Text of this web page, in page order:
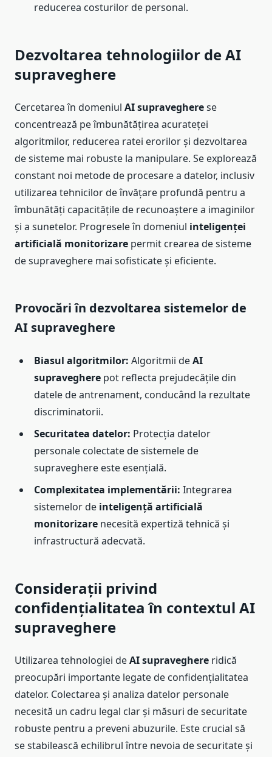
reducerea costurilor de personal.
Dezvoltarea tehnologiilor de AI
supraveghere
Cercetarea în domeniul AI supravegherese
concentrează pe îmbunătățirea acurateței
algoritmilor, reducerea ratei erorilor și dezvoltarea
de sisteme mai robuste la manipulare. Se explorează
constant noi metode de procesare a datelor, inclusiv
utilizarea tehnicilor de învățare profundă pentru a
îmbunătăți capacitățile de recunoaștere a imaginilor
și a sunetelor. Progresele în domeniul inteligenței
artificială monitorizare permit crearea de sisteme
de supraveghere mai sofisticate și eficiente.
Provocări în dezvoltarea sistemelor de
AI supraveghere
Biasul algoritmilor: Algoritmii deAI
supraveghere pot reflecta prejudecățile din
datele de antrenament, conducând la rezultate
discriminatorii.
Securitatea datelor: Protecția datelor
personale colectate de sistemele de
supraveghere este esențială.
Complexitatea implementării: Integrarea
sistemelor de inteligență artificială
monitorizare necesită expertiză tehnică și
infrastructură adecvată.
Considerații privind
confidențialitatea în contextul AI
supraveghere
Utilizarea tehnologiei deAI supraveghere ridică
preocupări importante legate de confidențialitatea
datelor. Colectarea și analiza datelor personale
necesită un cadru legal clar și măsuri de securitate
robuste pentru a preveni abuzurile. Este crucial să
se stabilească echilibrul între nevoia de securitate și